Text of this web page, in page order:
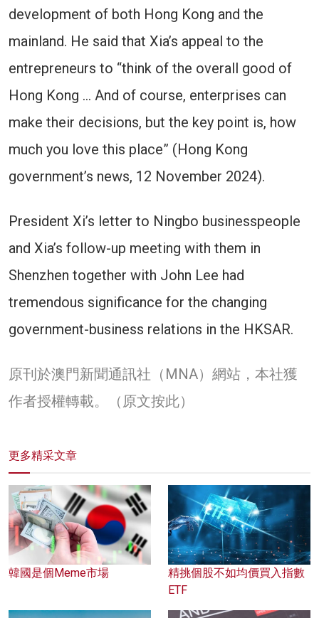
development of both Hong Kong and the
mainland. He said that Xia’s appeal to the
entrepreneurs to “think of the overall good of
Hong Kong … And of course, enterprises can
make their decisions, but the key point is, how
much you love this place” (Hong Kong
government’s news, 12 November 2024).
President Xi’s letter to Ningbo businesspeople
and Xia’s follow-up meeting with them in
Shenzhen together with John Lee had
tremendous significance for the changing
government-business relations in the HKSAR.
原刊於澳門新聞通訊社（MNA）網站，本社獲
作者授權轉載。（ 原文按此）
更多精采文章
韓國是個Meme市場
精挑個股不如均價買入指數
ETF